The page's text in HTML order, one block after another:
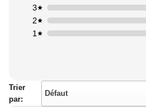
1
2
3
Trier
par:
Défaut